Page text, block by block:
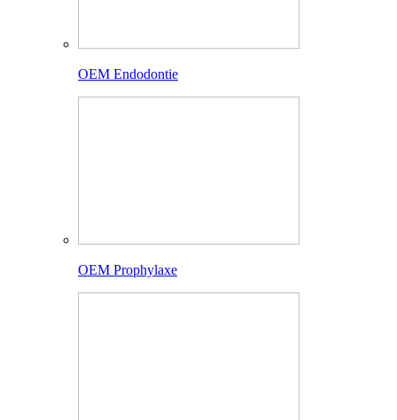
OEM Endodontie
OEM Prophylaxe